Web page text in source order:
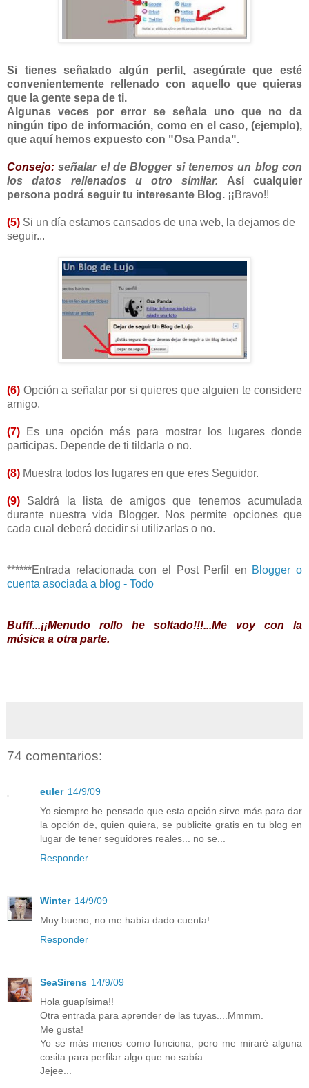
Si tienes señalado algún perfil, asegúrate que esté
convenientemente rellenado con aquello que quieras
que la gente sepa de ti.
Algunas veces por error se señala uno que no da
ningún tipo de información, como en el caso, (ejemplo),
que aquí hemos expuesto con "Osa Panda".
Consejo: señalar el de Blogger si tenemos un blog con
los datos rellenados u otro similar. Así cualquier
persona podrá seguir tu interesante Blog. ¡¡Bravo!!
(5) Si un día estamos cansados de una web, la dejamos de
seguir...
(6) Opción a señalar por si quieres que alguien te considere
amigo.
(7)
Es una opción más para mostrar los lugares donde
participas. Depende de ti tildarla o no.
(8) Muestra todos los lugares en que eres Seguidor.
(9) Saldrá la lista de amigos que tenemos acumulada
durante nuestra vida Blogger. Nos permite opciones que
cada cual deberá decidir si utilizarlas o no.
******Entrada relacionada con el Post Perfil en Blogger o
cuenta asociada a blog - Todo
Bufff...¡¡Menudo rollo he soltado!!!...Me voy con la
música a otra parte.
74 comentarios:
euler 14/9/09
Yo siempre he pensado que esta opción sirve más para dar
la opción de, quien quiera, se publicite gratis en tu blog en
lugar de tener seguidores reales... no se...
Responder
Winter 14/9/09
Muy bueno, no me había dado cuenta!
Responder
SeaSirens 14/9/09
Hola guapísima!!
Otra entrada para aprender de las tuyas....Mmmm.
Me gusta!
Yo se más menos como funciona, pero me miraré alguna
cosita para perfilar algo que no sabía.
Jejee...